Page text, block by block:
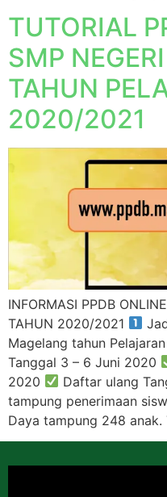
TUTORIAL
SMP
TAHUN
2020/2021
INFORMASI PPDB
TAHUN 2020/2021
Magelang tahun
Tanggal 3 – 6 Juni 2020
2020
Daftar ulang
tampung penerimaan
Daya tampung 248